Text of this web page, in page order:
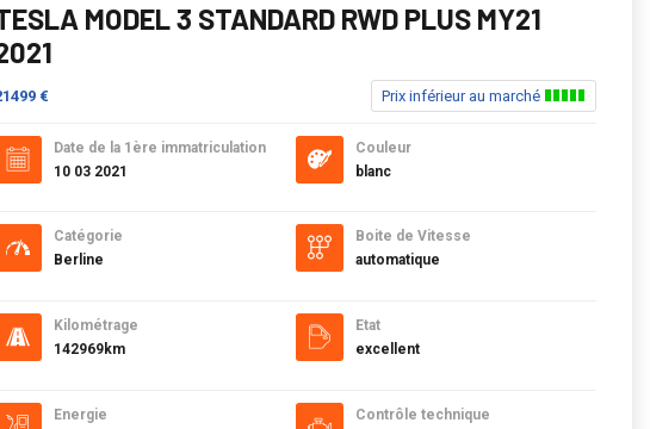
MODEL 3 STANDARD RWD PLUS MY21
€ Prix inférieur au marché
Date de la 1ère immatriculation
10 03 2021
Catégorie
Berline
Kilométrage
142969km
Energie
Couleur
blanc
Boite de Vitesse
automatique
Etat
excellent
Contrôle technique